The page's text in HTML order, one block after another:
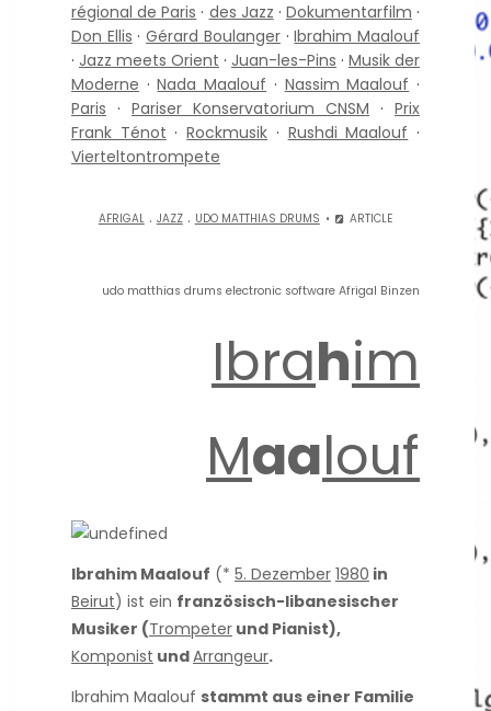
régional de Paris · des Jazz · Dokumentarfilm ·
Don Ellis ·Gérard Boulanger·Ibrahim Maalouf
· Jazz meets Orient · Juan-les-Pins · Musik der
Moderne ·Nada Maalouf · Nassim Maalouf ·
Paris · Pariser Konservatorium CNSM · Prix
Frank Ténot ·Rockmusik · Rushdi Maalouf ·
Vierteltontrompete
AFRIGAL. JAZZ. UDO MATTHIAS DRUMS ARTICLE
udo matthias drums electronic software Afrigal Binzen
Ibrahim
Maalouf
Ibrahim Maalouf (* 5. Dezember 1980 in
Beirut) ist ein französisch-libanesischer
Musiker (Trompeter und Pianist),
Komponist undArrangeur.
Ibrahim Maalouf stammt aus einer Familie